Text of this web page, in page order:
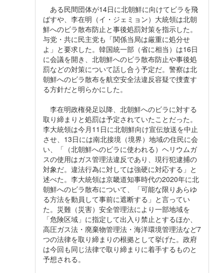
ある民間団体が14日に北朝鮮に向けてビラを飛
ばすや、李在明（イ・ジェミョン）大統領は北朝
鮮へのビラ散布防止と事後処罰対策を指示した。
与党・共に民主党も「関係当局は厳重に処分せ
よ」と要求した。韓国統一部（省に相当）は16日
に会議を開き、北朝鮮へのビラ散布防止や事後処
罰などの対策について話し合う予定だ。警察は北
朝鮮へのビラ散布を航空安全法違反容疑で捜査す
る方針だと明らかにした。
李在明政権発足以降、北朝鮮へのビラに対する
取り締まりと処罰は予定されていたことだった。
李大統領は今月11日に北朝鮮向け宣伝放送を中止
させ、13日には南北接境（境界）地域の住民に会
い、「（北朝鮮へのビラに使われる）ヘリウムガ
スの使用はガス管理法違反であり、現行犯逮捕の
対象だ。違法行為に対しては強硬に対応する」と
述べた。李大統領は京畿道知事時代の2020年に北
朝鮮へのビラ散布について、「可能な限りあらゆ
る方法を動員して事前に遮断する」と言ってい
た。災難（災害）安全管理法により一部地域を
「危険区域」に指定して出入り禁止とするほか、
高圧ガス法・廃棄物管理法・海洋環境管理法など7
つの法律を取り締まりの根拠として挙げた。政府
は今回も同じ法律で取り締まりに着手するものと
予想される。